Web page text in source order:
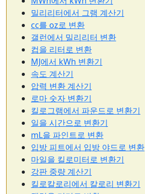
밀리리터에서 그램 계산기
cc를 oz로 변환
갤런에서 밀리리터 변환
컵을 리터로 변환
MJ에서 kWh 변환기
속도 계산기
압력 변환 계산기
로마 숫자 변환기
킬로그램에서 파운드로 변환기
일을 시간으로 변환기
mL을 파인트로 변환
입방 피트에서 입방 야드로 변환
마일을 킬로미터로 변환기
강판 중량 계산기
킬로칼로리에서 칼로리 변환기